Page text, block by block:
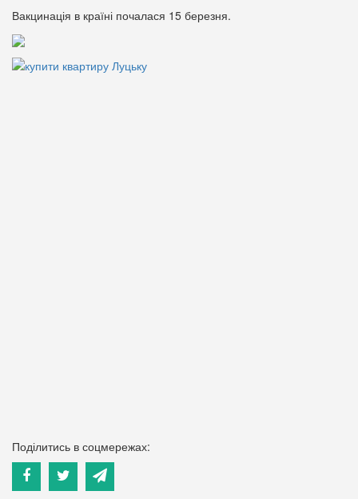
Вакцинація в країні почалася 15 березня.
Поділитись в соцмережах: